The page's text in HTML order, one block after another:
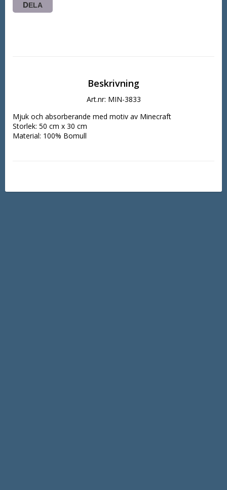
DELA
Beskrivning
Art.nr: MIN-3833
Mjuk och absorberande med motiv av Minecraft
Storlek: 50 cm x 30 cm
Material: 100% Bomull